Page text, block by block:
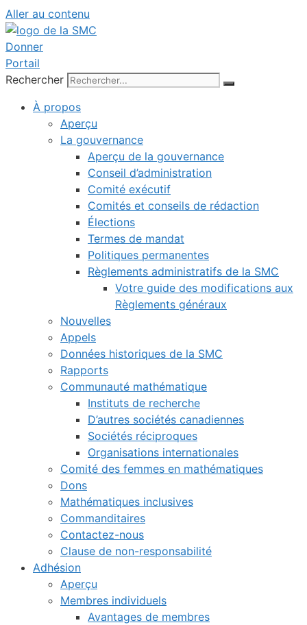
Aller au contenu
Donner
Portail
Rechercher
À propos
Aperçu
La gouvernance
Aperçu de la gouvernance
Conseil d’administration
Comité exécutif
Comités et conseils de rédaction
Élections
Termes de mandat
Politiques permanentes
Règlements administratifs de la SMC
Votre guide des modifications aux
Règlements généraux
Nouvelles
Appels
Données historiques de la SMC
Rapports
Communauté mathématique
Instituts de recherche
D’autres sociétés canadiennes
Sociétés réciproques
Organisations internationales
Comité des femmes en mathématiques
Dons
Mathématiques inclusives
Commanditaires
Contactez-nous
Clause de non-responsabilité
Adhésion
Aperçu
Membres individuels
Avantages de membres